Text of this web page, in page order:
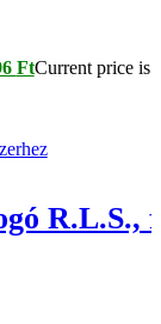
FtCurrent price is:
R.L.S.,